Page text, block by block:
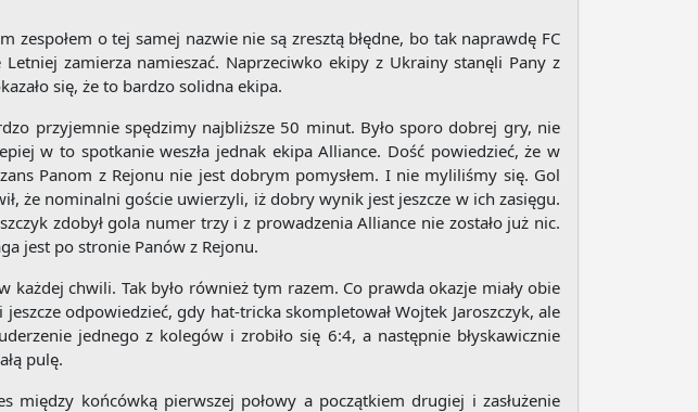
o tej samej nazwie nie są zresztą błędne, bo tak naprawdę FC
zamierza namieszać. Naprzeciwko ekipy z Ukrainy stanęli Pany z
się, że to bardzo solidna ekipa.
przyjemnie spędzimy najbliższe 50 minut. Było sporo dobrej gry, nie
w to spotkanie weszła jednak ekipa Alliance. Dość powiedzieć, że w
Panom z Rejonu nie jest dobrym pomysłem. I nie myliliśmy się. Gol
że nominalni goście uwierzyli, iż dobry wynik jest jeszcze w ich zasięgu.
zdobył gola numer trzy i z prowadzenia Alliance nie zostało już nic.
jest po stronie Panów z Rejonu.
chwili. Tak było również tym razem. Co prawda okazje miały obie
odpowiedzieć, gdy hat-tricka skompletował Wojtek Jaroszczyk, ale
jednego z kolegów i zrobiło się 6:4, a następnie błyskawicznie
pulę.
końcówką pierwszej połowy a początkiem drugiej i zasłużenie